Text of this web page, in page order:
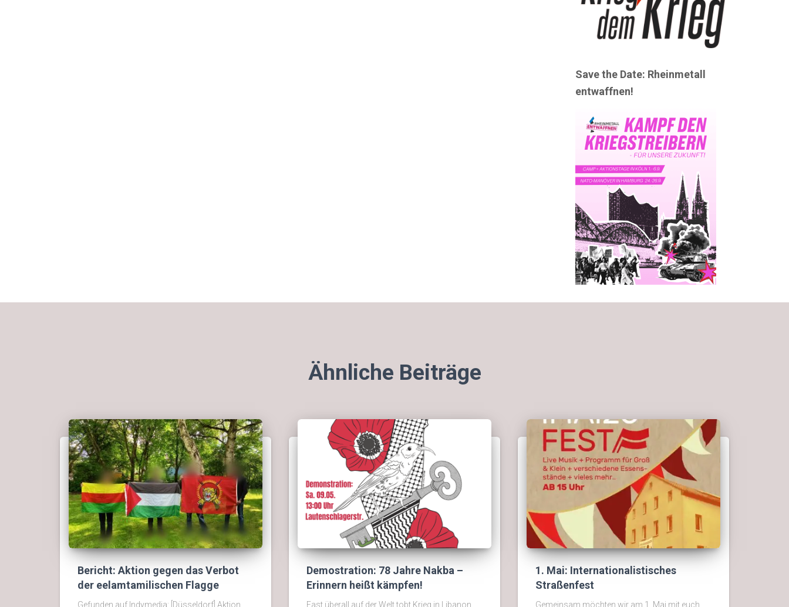
Save the Date: Rheinmetall
entwaffnen!
Ähnliche Beiträge
Bericht: Aktion gegen das Verbot
der eelamtamilischen Flagge
Gefunden auf Indymedia: [Düsseldorf] Aktion
Demostration: 78 Jahre Nakba –
Erinnern heißt kämpfen!
Fast überall auf der Welt tobt Krieg in Libanon,
1. Mai: Internationalistisches
Straßenfest
Gemeinsam möchten wir am 1. Mai mit euch